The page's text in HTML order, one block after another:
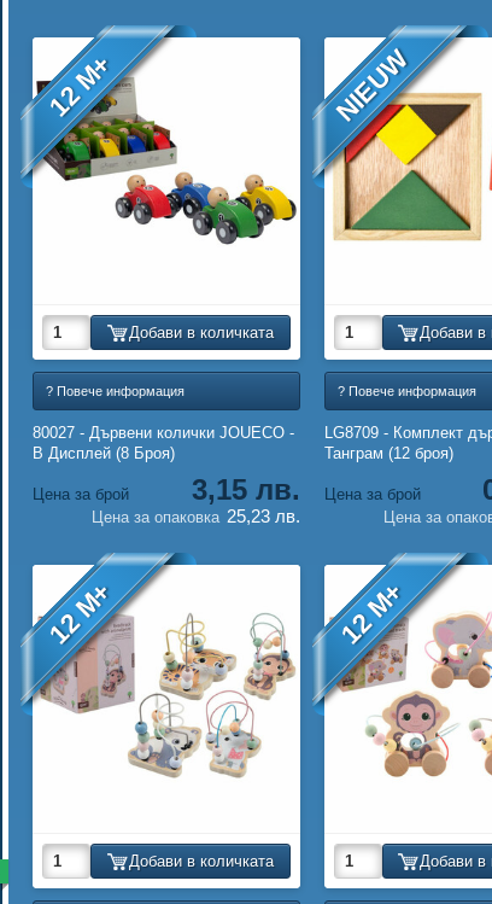
12 M+
Добави в количката
? Повече информация
80027 - Дървени колички JOUECO -
В Дисплей (8 Броя)
Цена за брой 3,15 лв.
Цена за опаковка 25,23 лв.
NIEUW
Добави в
? Повече информация
LG8709 - Комплект
Танграм (12 броя)
Цена за брой
Цена за
12 M+
Добави в количката
12 M+
Добави в